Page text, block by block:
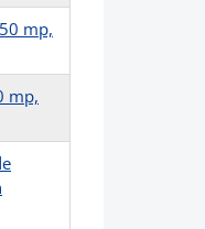
mp,
mp,